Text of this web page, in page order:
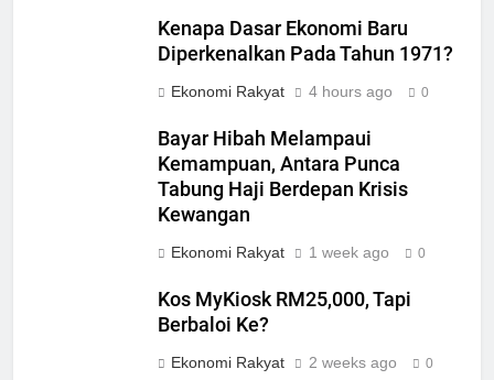
Kenapa Dasar Ekonomi Baru
Diperkenalkan Pada Tahun 1971?
Ekonomi Rakyat 4 hours ago 0
Bayar Hibah Melampaui
Kemampuan, Antara Punca
Tabung Haji Berdepan Krisis
Kewangan
Ekonomi Rakyat 1 week ago 0
Kos MyKiosk RM25,000, Tapi
Berbaloi Ke?
Ekonomi Rakyat 2 weeks ago 0